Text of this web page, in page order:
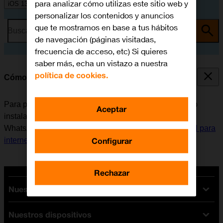
iOS 13.1
Busca por problema o tema
Cómo instalar WhatsApp Messenger
Para poder utilizar WhatsApp Messenger, es necesario
instalar esta aplicación en el móvil. Antes de instalar
WhatsApp Messenger, es necesarioconfigurar el móvil para
internet
activar la Cuenta de Apple en el móvil
Nuestras tarifas
Tarifas Orange
Nuestros dispositivos
para analizar cómo utilizas este sitio web y
personalizar los contenidos y anuncios
que te mostramos en base a tus hábitos
de navegación (páginas visitadas,
frecuencia de acceso, etc) Si quieres
saber más, echa un vistazo a nuestra
política de cookies.
Configurar
Rechazar
Aceptar